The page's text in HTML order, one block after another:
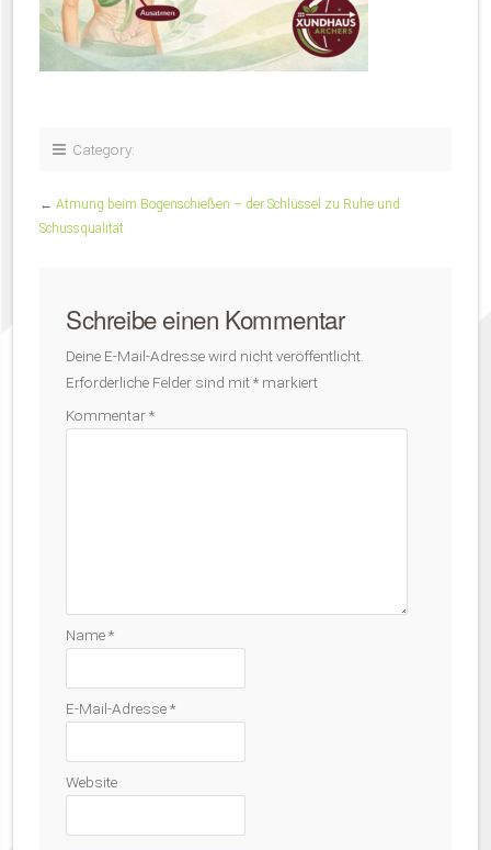
Category:
← Atmung beim Bogenschießen – der Schlüssel zu Ruhe und
Schussqualität
Schreibe einen Kommentar
Deine E-Mail-Adresse wird nicht veröffentlicht.
Erforderliche Felder sind mit* markiert
Kommentar*
Name*
E-Mail-Adresse*
Website